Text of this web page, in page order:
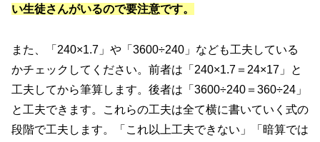
い生徒さんがいるので要注意です。
また、「240×1.7」や「3600÷240」なども工夫している
かチェックしてください。前者は「240×1.7＝24×17」と
工夫してから筆算します。後者は「3600÷240＝360÷24」
と工夫できます。これらの工夫は全て横に書いていく式の
段階で工夫します。「これ以上工夫できない」「暗算では